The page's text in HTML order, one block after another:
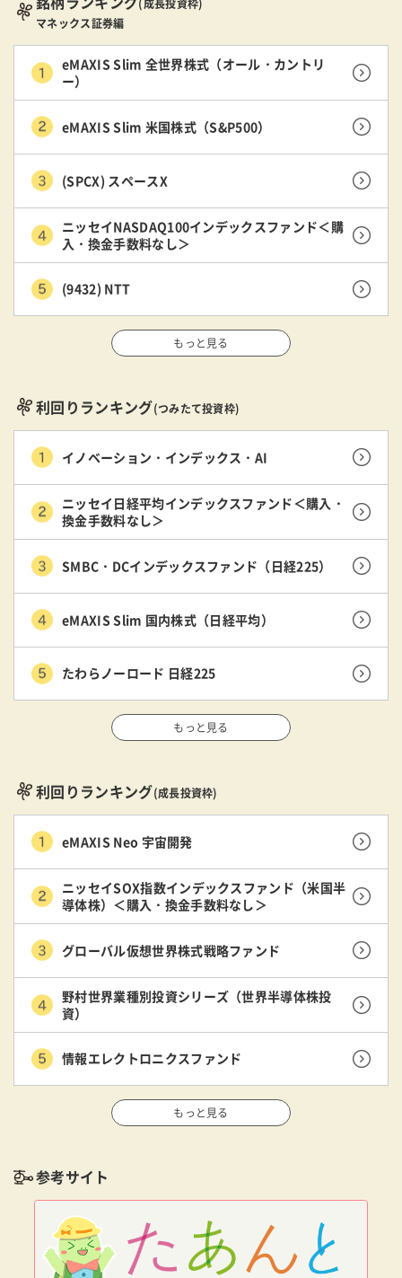
(成長投資枠)
マネックス証券編
eMAXIS Slim 全世界株式（オール・カントリ
ー）
eMAXIS Slim 米国株式（S&P500）
(SPCX) スペースX
ニッセイNASDAQ100インデックスファンド＜購
入・換金手数料なし＞
(9432) NTT
もっと見る
利回りランキング(つみたて投資枠)
イノベーション・インデックス・AI
ニッセイ日経平均インデックスファンド＜購入・
換金手数料なし＞
SMBC・DCインデックスファンド（日経225）
eMAXIS Slim 国内株式（日経平均）
たわらノーロード 日経225
もっと見る
利回りランキング(成長投資枠)
eMAXIS Neo 宇宙開発
ニッセイSOX指数インデックスファンド（米国半
導体株）＜購入・換金手数料なし＞
グローバル仮想世界株式戦略ファンド
野村世界業種別投資シリーズ（世界半導体株投
資）
情報エレクトロニクスファンド
もっと見る
参考サイト